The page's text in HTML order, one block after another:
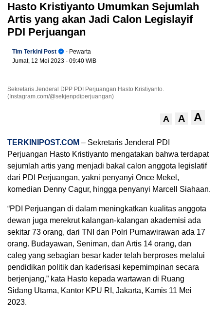
Hasto Kristiyanto Umumkan Sejumlah
Artis yang akan Jadi Calon Legislayif
PDI Perjuangan
Tim Terkini Post
- Pewarta
Jumat, 12 Mei 2023 - 09:40 WIB
Sekretaris Jenderal DPP PDI Perjuangan Hasto Kristiyanto.
(Instagram.com/@sekjenpdiperjuangan)
A A A
TERKINIPOST.COM – Sekretaris Jenderal PDI
Perjuangan Hasto Kristiyanto mengatakan bahwa terdapat
sejumlah artis yang menjadi bakal calon anggota legislatif
dari PDI Perjuangan, yakni penyanyi Once Mekel,
komedian Denny Cagur, hingga penyanyi Marcell Siahaan.
“PDI Perjuangan di dalam meningkatkan kualitas anggota
dewan juga merekrut kalangan-kalangan akademisi ada
sekitar 73 orang, dari TNI dan Polri Purnawirawan ada 17
orang. Budayawan, Seniman, dan Artis 14 orang, dan
caleg yang sebagian besar kader telah berproses melalui
pendidikan politik dan kaderisasi kepemimpinan secara
berjenjang,” kata Hasto kepada wartawan di Ruang
Sidang Utama, Kantor KPU RI, Jakarta, Kamis 11 Mei
2023.